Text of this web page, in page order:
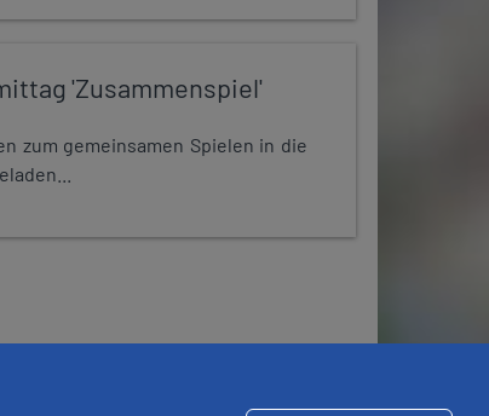
'Zusammenspiel'
zum gemeinsamen Spielen in die